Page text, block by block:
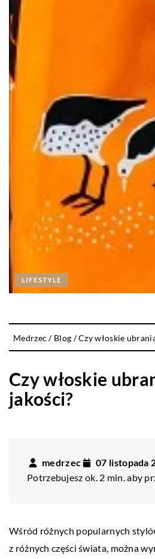
LIFESTYLE
Medrzec / Blog /Czy włoskie
Czy włoskie
jakości?
medrzec
07 listopada
Potrzebujesz ok. 2 min. aby
Wśród różnych popularnych
z różnych części świata, można